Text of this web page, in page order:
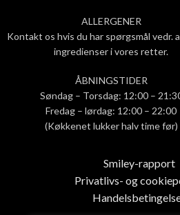
ALLERGENER
Kontakt os hvis du har spørgsmål vedr.
ingredienser i vores retter.
ÅBNINGSTIDER
Søndag – Torsdag: 12:00 –
Fredag – lørdag: 12:00 – 22:00
(Køkkenet lukker halv time før)
Smiley-rapport
Privatlivs- og